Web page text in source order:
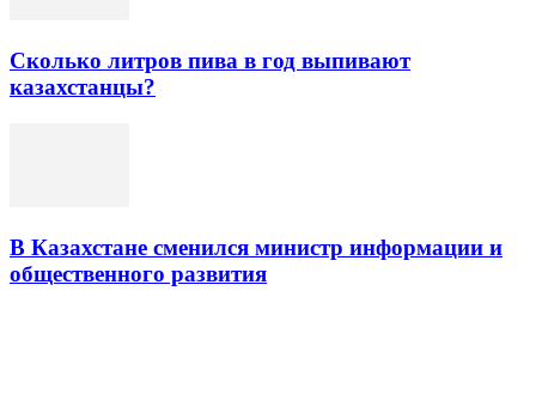
Сколько литров пива в год выпивают
казахстанцы?
В Казахстане сменился министр информации и
общественного развития